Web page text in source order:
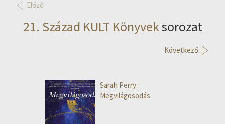
Előző
21. Század KULT Könyveksorozat
Következő
Sarah Perry:
Megvilágosodás